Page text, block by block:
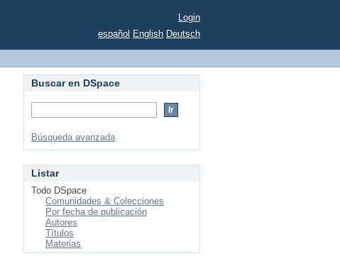
Login
español English Deutsch
Buscar en DSpace
Búsqueda avanzada
Listar
Todo DSpace
Comunidades & Colecciones
Por fecha de publicación
Autores
Títulos
Materias